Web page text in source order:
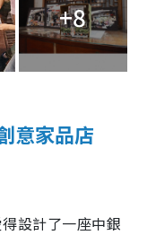
+8
意家品店
設計了一座中銀